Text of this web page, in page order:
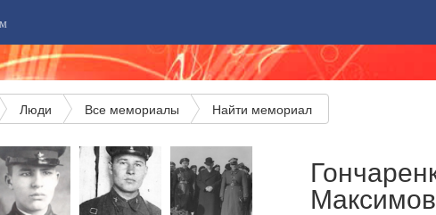
Люди Все мемориалы Найти мемориал